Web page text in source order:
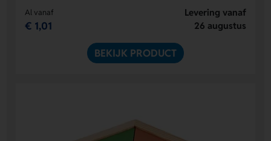
Al vanaf
€ 1,01
Levering vanaf
26 augustus
BEKIJK PRODUCT